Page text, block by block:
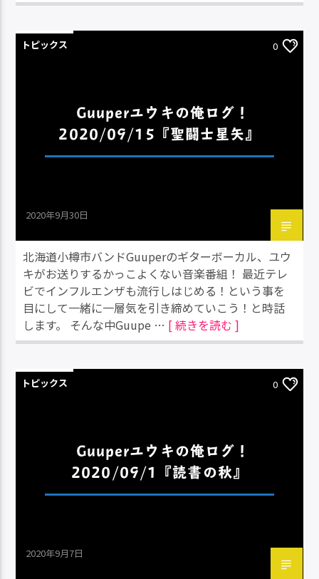
トピックス 0
Guuperユウキの俺ログ！
2020/09/15『聖闘士星矢』
2020年9月30日
北海道小樽市バンドGuuperのギターボーカル、ユウ
キがお送りするかっこよくない音楽番組！ 最近テレ
ビでインフルエンザも流行しはじめる！という事を
目にして一緒に一層気を引き締めていこう！と時話
します。 そんな中Guupe … [ 続きを読む ]
トピックス 0
Guuperユウキの俺ログ！
2020/09/1『読書の秋』
2020年9月7日